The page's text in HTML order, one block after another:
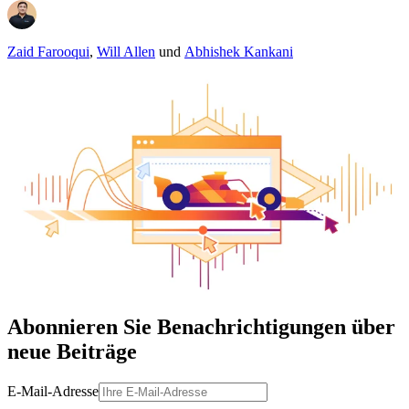
Zaid Farooqui, Will Allen und Abhishek Kankani
Abonnieren Sie Benachrichtigungen über
neue Beiträge
E-Mail-Adresse